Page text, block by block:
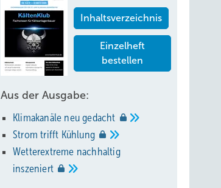
Inhaltsverzeichnis
Einzelheft
bestellen
Aus der Ausgabe:
Klimakanäle neugedacht
Strom trifft Kühlung
Wetterextreme nachhaltig
inszeniert